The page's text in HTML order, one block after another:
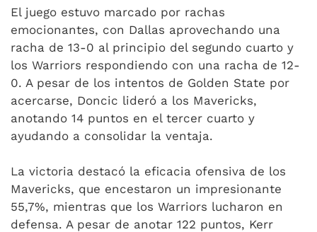
El juego estuvo marcado por rachas
emocionantes, con Dallas aprovechando una
racha de 13-0 al principio del segundo cuarto y
los Warriors respondiendo con una racha de 12-
0. A pesar de los intentos de Golden State por
acercarse, Doncic lideró a los Mavericks,
anotando 14 puntos en el tercer cuarto y
ayudando a consolidar la ventaja.
La victoria destacó la eficacia ofensiva de los
Mavericks, que encestaron un impresionante
55,7%, mientras que los Warriors lucharon en
defensa. A pesar de anotar 122 puntos, Kerr